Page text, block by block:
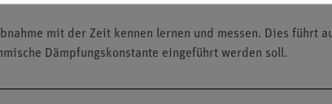
mit der Zeit kennen lernen und messen. Dies führt
Dämpfungskonstante eingeführt werden soll.